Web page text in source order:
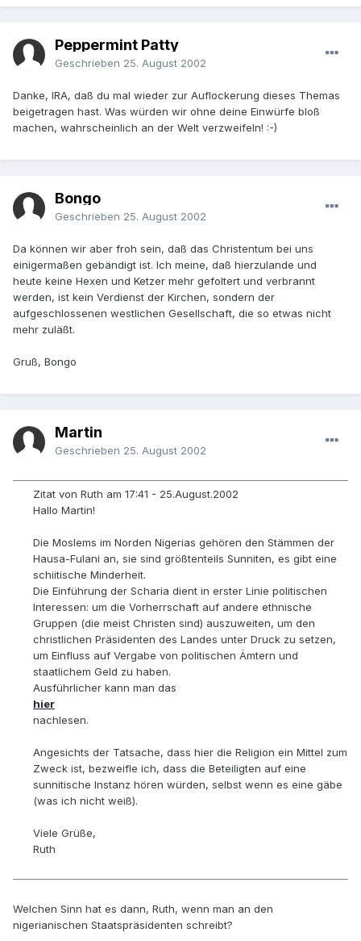
Peppermint Patty
Geschrieben 25. August 2002
Danke, IRA, daß du mal wieder zur Auflockerung dieses Themas
beigetragen hast. Was würden wir ohne deine Einwürfe bloß
machen, wahrscheinlich an der Welt verzweifeln! :-)
Bongo
Geschrieben 25. August 2002
Da können wir aber froh sein, daß das Christentum bei uns
einigermaßen gebändigt ist. Ich meine, daß hierzulande und
heute keine Hexen und Ketzer mehr gefoltert und verbrannt
werden, ist kein Verdienst der Kirchen, sondern der
aufgeschlossenen westlichen Gesellschaft, die so etwas nicht
mehr zuläßt.
Gruß, Bongo
Martin
Geschrieben 25. August 2002
Zitat von Ruth am 17:41 - 25.August.2002
Hallo Martin!
Die Moslems im Norden Nigerias gehören den Stämmen der
Hausa-Fulani an, sie sind größtenteils Sunniten, es gibt eine
schiitische Minderheit.
Die Einführung der Scharia dient in erster Linie politischen
Interessen: um die Vorherrschaft auf andere ethnische
Gruppen (die meist Christen sind) auszuweiten, um den
christlichen Präsidenten des Landes unter Druck zu setzen,
um Einfluss auf Vergabe von politischen Ämtern und
staatlichem Geld zu haben.
Ausführlicher kann man das
hier
nachlesen.
Angesichts der Tatsache, dass hier die Religion ein Mittel zum
Zweck ist, bezweifle ich, dass die Beteiligten auf eine
sunnitische Instanz hören würden, selbst wenn es eine gäbe
(was ich nicht weiß).
Viele Grüße,
Ruth
Welchen Sinn hat es dann, Ruth, wenn man an den
nigerianischen Staatspräsidenten schreibt?